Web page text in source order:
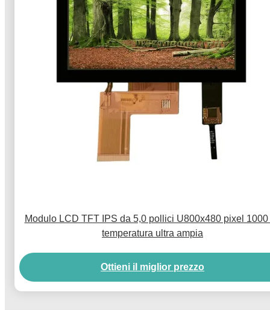
Modulo LCD TFT IPS da 5,0 pollici U800x480 pixel 1000
temperatura ultra ampia
Ottieni il miglior prezzo